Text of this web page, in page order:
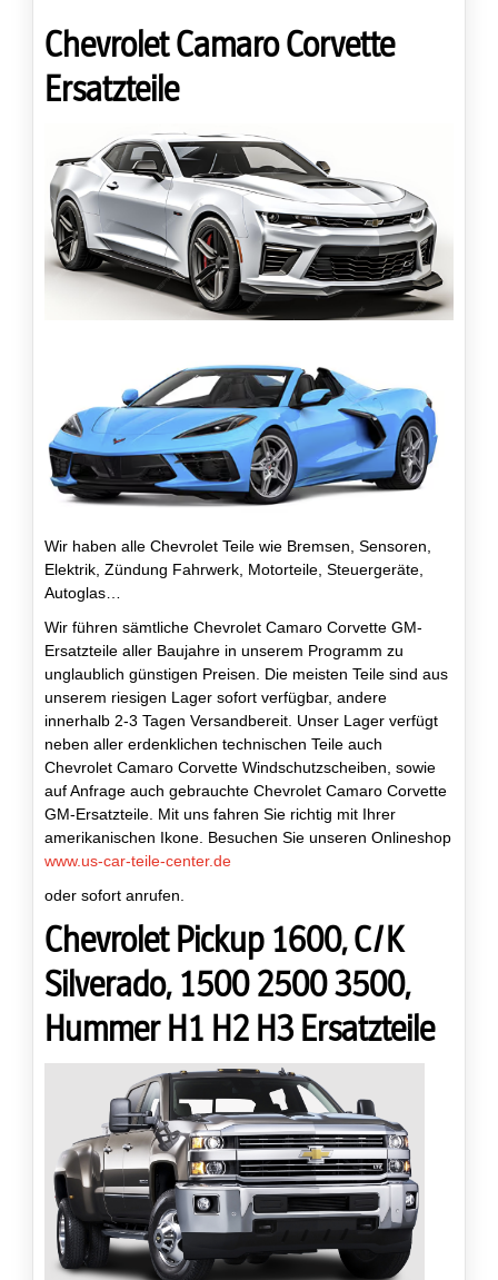
Chevrolet Camaro Corvette
Ersatzteile
Wir haben alle Chevrolet Teile wie Bremsen, Sensoren,
Elektrik, Zündung Fahrwerk, Motorteile, Steuergeräte,
Autoglas…
Wir führen sämtliche Chevrolet Camaro Corvette GM-
Ersatzteile aller Baujahre in unserem Programm zu
unglaublich günstigen Preisen. Die meisten Teile sind aus
unserem riesigen Lager sofort verfügbar, andere
innerhalb 2-3 Tagen Versandbereit. Unser Lager verfügt
neben aller erdenklichen technischen Teile auch
Chevrolet Camaro Corvette Windschutzscheiben, sowie
auf Anfrage auch gebrauchte Chevrolet Camaro Corvette
GM-Ersatzteile. Mit uns fahren Sie richtig mit Ihrer
amerikanischen Ikone. Besuchen Sie unseren Onlineshop
www.us-car-teile-center.de
oder sofort anrufen.
Chevrolet Pickup 1600, C/K
Silverado, 1500 2500 3500,
Hummer H1 H2 H3 Ersatzteile